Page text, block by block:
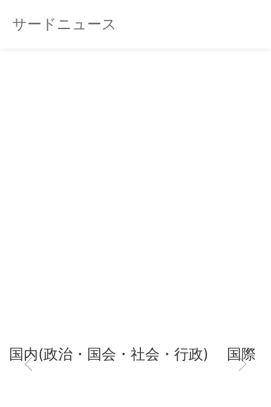
サードニュース
国内(政治・国会・社会・行政) 国際